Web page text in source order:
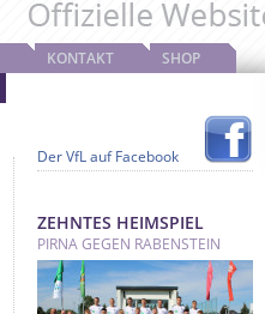
KONTAKT SHOP
Der VfL auf Facebook
ZEHNTES HEIMSPIEL
PIRNA GEGEN RABENSTEIN